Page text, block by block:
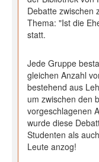
Debatte zwischen
Thema: "Ist die
statt.
Jede Gruppe
gleichen Anzahl
bestehend aus
um zwischen den
vorgeschlagenen
wurde diese
Studenten als
Leute anzog!